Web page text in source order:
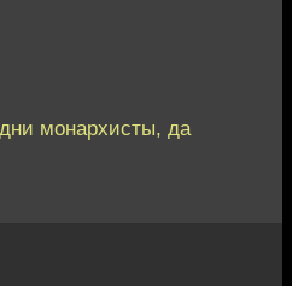
монархисты, да